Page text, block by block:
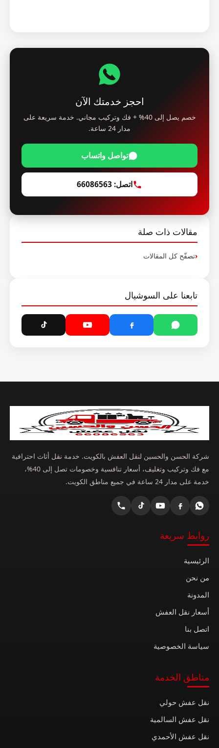
احجز خدمتك الآن
خصم يصل إلى 40% + فك وتركيب مجاني. خدمة سريعة على
مدار 24 ساعة.
تواصل واتساب
اتصل: 66086563
مقالات ذات صلة
تصفّح كل المقالات
تابعنا على السوشيال
شركة الحسن والحسين لنقل العفش بالكويت. خدمة نقل أثاث احترافية
مع فك وتركيب وتغليف، أسعار تنافسية وخصومات تصل إلى 40%،
خدمة على مدار 24 ساعة في جميع مناطق الكويت.
روابط سريعة
الرئيسية
من نحن
المدونة
أسعار نقل العفش
اتصل بنا
سياسة الخصوصية
مناطق الخدمة
نقل عفش حولي
نقل عفش السالمية
نقل عفش الأحمدي